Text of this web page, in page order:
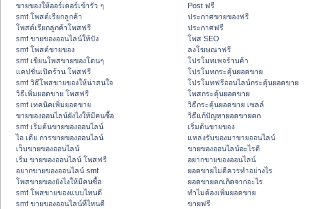
ขายของให้ออร์เดอร์เข้ารัว ๆ
smf โพสต์เรียกลูกค้า
โพสต์เรียกลูกค้าโพสฟรี
smf ขายของออนไลน์ให้ปัง
smf โพสต์ขายของ
smf เขียนโพสขายของโดนๆ
แคปชั่นเปิดร้าน โพสฟรี
smf วิธีโพสขายของให้น่าสนใจ
วิธีเพิ่มยอดขาย โพสฟรี
smf เทคนิคเพิ่มยอดขาย
ขายของออนไลน์ยังไงให้มีคนซื้อ
smf เริ่มต้นขายของออนไลน์
ไอ เดีย การขายของออนไลน์
เว็บขายของออนไลน์
เริ่ม ขายของออนไลน์ โพสฟรี
อยากขายของออนไลน์ smf
โพสขายของยังไงให้มีคนซื้อ
smf โพสขายของแบบไหนดี
smf ขายของออนไลน์ที่ไหนดี
Post ฟรี
ประกาศขายของฟรี
ประกาศฟรี
โพส SEO
ลงโฆษณาฟรี
โปรโมทเพจร้านค้า
โปรโมทกระตุ้นยอดขาย
โปรโมทฟรีออนไลน์กระตุ้นยอดขาย
โพสกระตุ้นยอดขาย
วิธีกระตุ้นยอดขาย เซลล์
วิธีแก้ปัญหายอดขายตก
เริ่มต้นขายของ
แหล่งรับของมาขายออนไลน์
ขายของออนไลน์อะไรดี
อยากขายของออนไลน์
ยอดขายไม่ดีควรทำอย่างไร
ยอดขายตกเกิดจากอะไร
ทำไมต้องเพิ่มยอดขาย
ขายฟรี